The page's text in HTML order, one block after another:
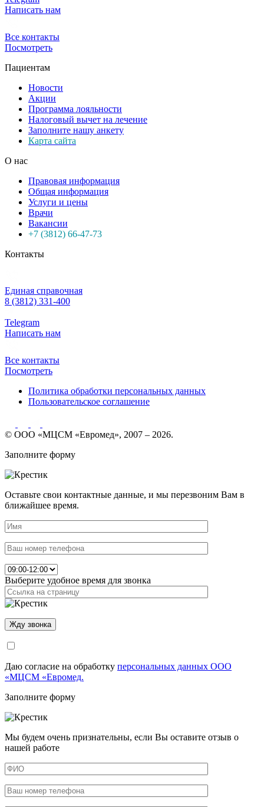
Написать нам
Все контакты
Посмотреть
Пациентам
Новости
Акции
Программа лояльности
Налоговый вычет на лечение
Заполните нашу анкету
Карта сайта
О нас
Правовая информация
Общая информация
Услуги и цены
Врачи
Вакансии
+7 (3812) 66-47-73
Контакты
Единая справочная
8 (3812) 331-400
Telegram
Написать нам
Все контакты
Посмотреть
Политика обработки персональных данных
Пользовательское соглашение
© ООО «МЦСМ «Евромед», 2007 – 2026.
Заполните форму
Оставьте свои контактные данные, и мы перезвоним Вам в
ближайшее время.
Выберите удобное время для звонка
Даю согласие на обработку персональных данных ООО
«МЦСМ «Евромед.
Заполните форму
Мы будем очень признательны, если Вы оставите отзыв о
нашей работе